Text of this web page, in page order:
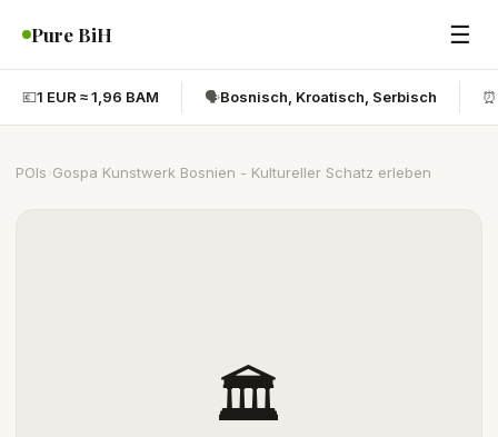
Pure BiH ☰
💶1 EUR ≈ 1,96 BAM 🗣️Bosnisch, Kroatisch, Serbisch ⏰
POIs Gospa Kunstwerk Bosnien - Kultureller Schatz erleben
🏛️